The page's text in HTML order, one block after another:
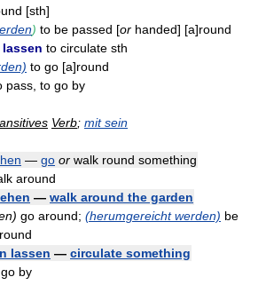
[sth]
) to be passed [or handed] [a]round
to circulate sth
to go [a]round
pass, to go by
Verb; mit sein
— go or walk round something
around
— walk around the garden
go around; (herumgereicht werden) be
lassen — circulate something
by